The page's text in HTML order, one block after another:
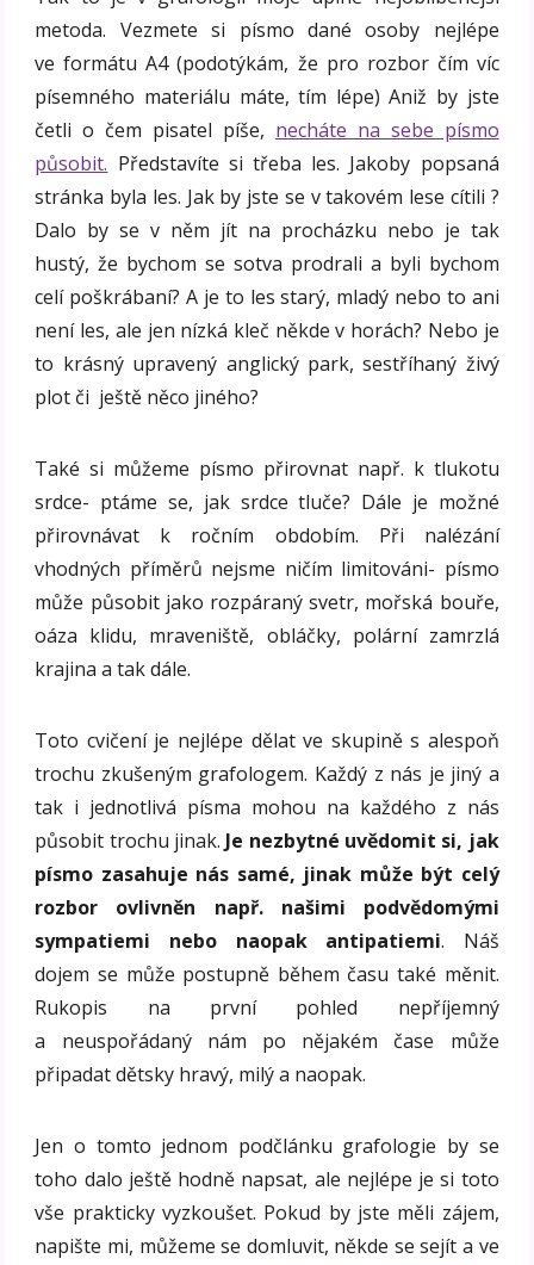
metoda. Vezmete si písmo dané osoby nejlépe
ve formátu A4 (podotýkám, že pro rozbor čím víc
písemného materiálu máte, tím lépe) Aniž by jste
četli o čem pisatel píše, necháte na sebe písmo
působit. Představíte si třeba les. Jakoby popsaná
stránka byla les. Jak by jste se v takovém lese cítili ?
Dalo by se v něm jít na procházku nebo je tak
hustý, že bychom se sotva prodrali a byli bychom
celí poškrábaní? A je to les starý, mladý nebo to ani
není les, ale jen nízká kleč někde v horách? Nebo je
to krásný upravený anglický park, sestříhaný živý
plot či ještě něco jiného?
Také si můžeme písmo přirovnat např. k tlukotu
srdce- ptáme se, jak srdce tluče? Dále je možné
přirovnávat k ročním obdobím. Při nalézání
vhodných příměrů nejsme ničím limitováni- písmo
může působit jako rozpáraný svetr, mořská bouře,
oáza klidu, mraveniště, obláčky, polární zamrzlá
krajina a tak dále.
Toto cvičení je nejlépe dělat ve skupině s alespoň
trochu zkušeným grafologem. Každý z nás je jiný a
tak i jednotlivá písma mohou na každého z nás
působit trochu jinak. Je nezbytné uvědomit si, jak
písmo zasahuje nás samé, jinak může být celý
rozbor ovlivněn např. našimi podvědomými
sympatiemi nebo naopak antipatiemi. Náš
dojem se může postupně během času také měnit.
Rukopis na první pohled nepříjemný
a neuspořádaný nám po nějakém čase může
připadat dětsky hravý, milý a naopak.
Jen o tomto jednom podčlánku grafologie by se
toho dalo ještě hodně napsat, ale nejlépe je si toto
vše prakticky vyzkoušet. Pokud by jste měli zájem,
napište mi, můžeme se domluvit, někde se sejít a ve